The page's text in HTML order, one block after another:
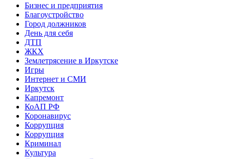
Бизнес и предприятия
Благоустройство
Город должников
День для себя
ДТП
ЖКХ
Землетрясение в Иркутске
Игры
Интернет и СМИ
Иркутск
Капремонт
КоАП РФ
Коронавирус
Коррупция
Коррупция
Криминал
Культура